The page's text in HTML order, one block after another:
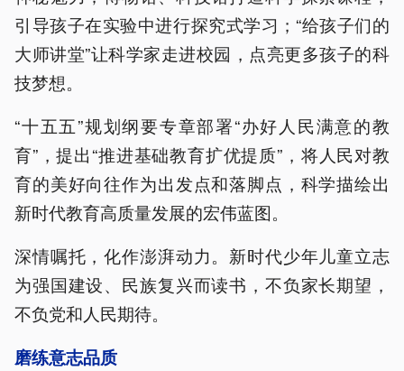
引导孩子在实验中进行探究式学习；“给孩子们的
大师讲堂”让科学家走进校园，点亮更多孩子的科
技梦想。
“十五五”规划纲要专章部署“办好人民满意的教
育”，提出“推进基础教育扩优提质”，将人民对教
育的美好向往作为出发点和落脚点，科学描绘出
新时代教育高质量发展的宏伟蓝图。
深情嘱托，化作澎湃动力。新时代少年儿童立志
为强国建设、民族复兴而读书，不负家长期望，
不负党和人民期待。
磨练意志品质